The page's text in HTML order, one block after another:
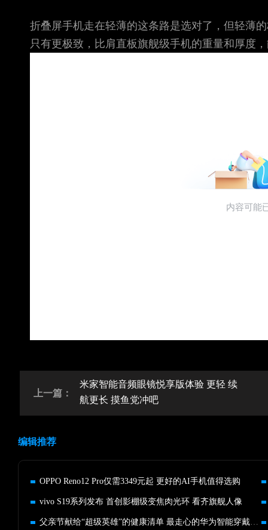
折叠屏手机走在轻薄的这条路是选对了，但轻薄
只有更极致，比肩直板旗舰级手机的重量和厚度
上一篇：
米家智能音频眼镜悦享版体验 更轻 续
航更长 摸鱼党冲吧
编辑推荐
OPPO Reno12 Pro仅需3349元起 更好的AI手机值得选购
vivo S19系列发布 首创影棚级变焦肉光环 看齐旗舰人像
父亲节献给“超级英雄”的健康清单 最走心的华为智能穿戴产品